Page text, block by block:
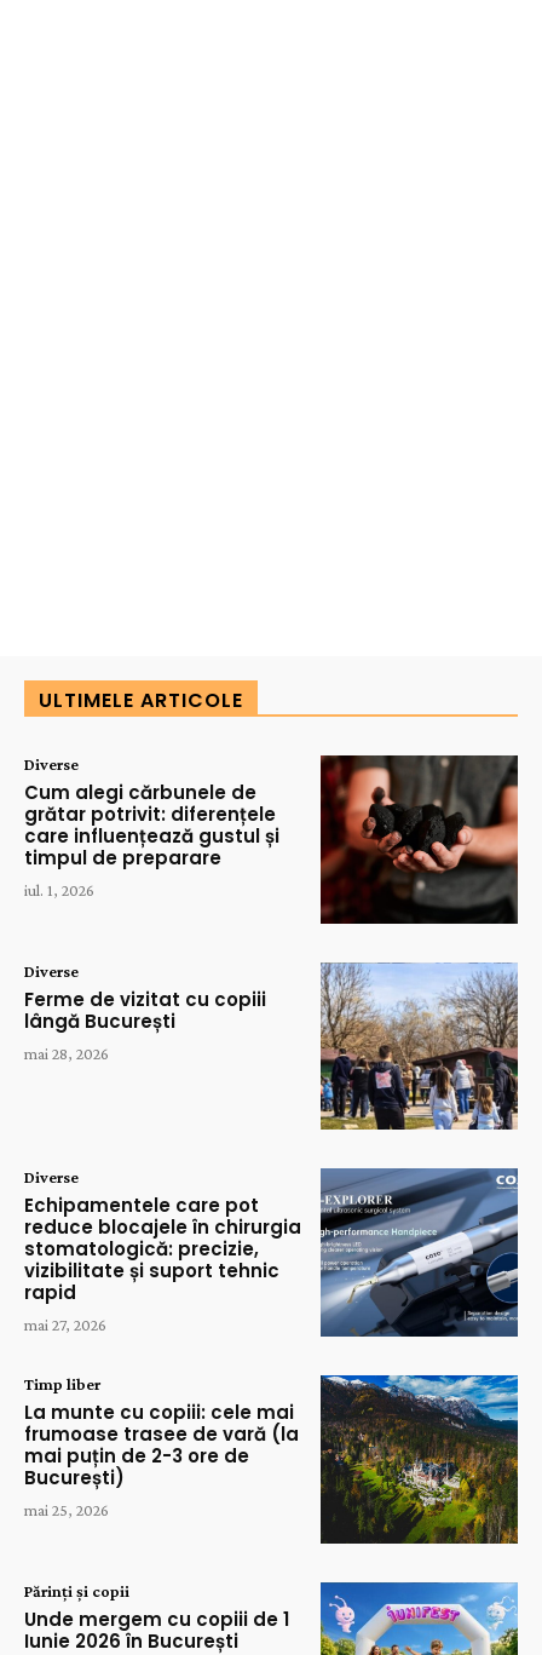
ULTIMELE ARTICOLE
Diverse
Cum alegi cărbunele de
grătar potrivit: diferențele
care influențează gustul și
timpul de preparare
iul. 1, 2026
Diverse
Ferme de vizitat cu copiii
lângă București
mai 28, 2026
Diverse
Echipamentele care pot
reduce blocajele în chirurgia
stomatologică: precizie,
vizibilitate și suport tehnic
rapid
mai 27, 2026
Timp liber
La munte cu copiii: cele mai
frumoase trasee de vară (la
mai puțin de 2-3 ore de
București)
mai 25, 2026
Părinți și copii
Unde mergem cu copiii de 1
Iunie 2026 în București